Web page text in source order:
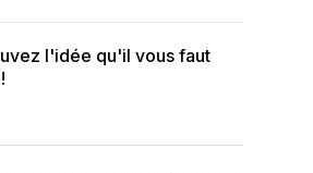
l'idée qu'il vous faut